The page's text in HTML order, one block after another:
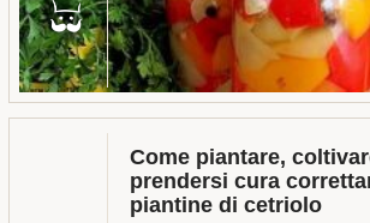
Come piantare,
prendersi cura
piantine di cetriolo